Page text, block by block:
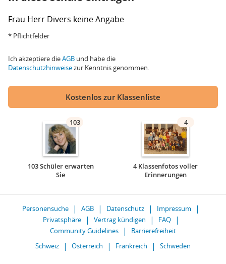
Frau Herr Divers keine Angabe
* Pflichtfelder
Ich akzeptiere dieAGB und habe die
Datenschutzhinweisezur Kenntnis genommen.
Kostenlos zur Klassenliste
103
103 Schüler erwarten
Sie
4
4 Klassenfotos voller
Erinnerungen
Personensuche AGB Datenschutz
Impressum
Privatsphäre
Vertrag kündigen
FAQ
Community Guidelines
Barrierefreiheit
Schweiz
Österreich Frankreich Schweden